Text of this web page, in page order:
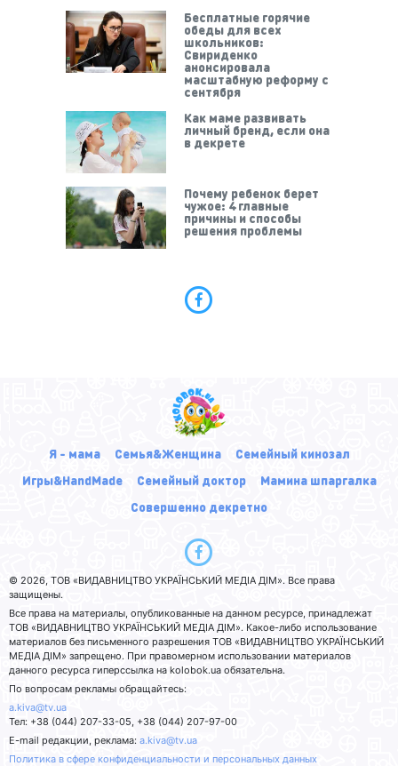
Бесплатные горячие
обеды для всех
школьников:
Свириденко
анонсировала
масштабную реформу с
сентября
Как маме развивать
личный бренд, если она
в декрете
Почему ребенок берет
чужое: 4 главные
причины и способы
решения проблемы
Я - мама Семья&Женщина
Семейный кинозал
Игры&HandMade
Семейный доктор
Мамина шпаргалка
Совершенно декретно
© 2026, ТОВ «ВИДАВНИЦТВО УКРАЇНСЬКИЙ МЕДІА ДІМ». Все права
защищены.
Все права на материалы, опубликованные на данном ресурсе, принадлежат
ТОВ «ВИДАВНИЦТВО УКРАЇНСЬКИЙ МЕДІА ДІМ». Какое-либо использование
материалов без письменного разрешения ТОВ «ВИДАВНИЦТВО УКРАЇНСЬКИЙ
МЕДІА ДІМ» запрещено. При правомерном использовании материалов
данного ресурса гиперссылка на kolobok.ua обязательна.
По вопросам рекламы обращайтесь:
a.kiva@tv.ua
Тел: +38 (044) 207-33-05, +38 (044) 207-97-00
E-mail редакции, реклама: a.kiva@tv.ua
Политика в сфере конфиденциальности и персональных данных